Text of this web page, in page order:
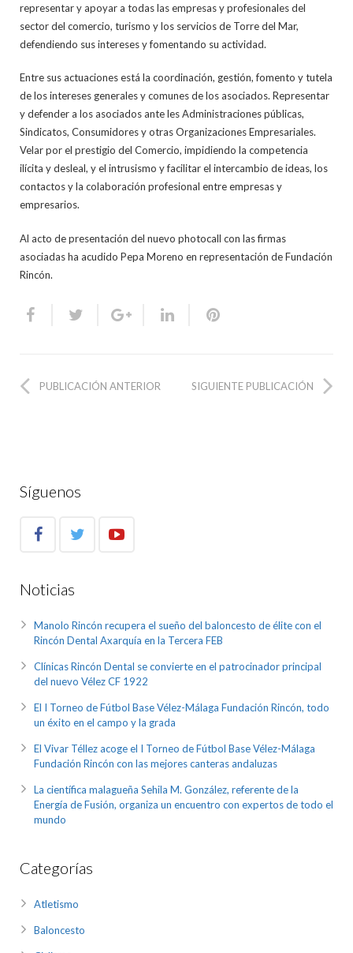
representar y apoyar a todas las empresas y profesionales del
sector del comercio, turismo y los servicios de Torre del Mar,
defendiendo sus intereses y fomentando su actividad.
Entre sus actuaciones está la coordinación, gestión, fomento y tutela
de los intereses generales y comunes de los asociados. Representar
y defender a los asociados ante les Administraciones públicas,
Sindicatos, Consumidores y otras Organizaciones Empresariales.
Velar por el prestigio del Comercio, impidiendo la competencia
ilícita y desleal, y el intrusismo y facilitar el intercambio de ideas, los
contactos y la colaboración profesional entre empresas y
empresarios.
Al acto de presentación del nuevo photocall con las firmas
asociadas ha acudido Pepa Moreno en representación de Fundación
Rincón.
PUBLICACIÓN ANTERIOR SIGUIENTE PUBLICACIÓN
Síguenos
Noticias
Manolo Rincón recupera el sueño del baloncesto de élite con el
Rincón Dental Axarquía en la Tercera FEB
Clínicas Rincón Dental se convierte en el patrocinador principal
del nuevo Vélez CF 1922
El I Torneo de Fútbol Base Vélez-Málaga Fundación Rincón, todo
un éxito en el campo y la grada
El Vivar Téllez acoge el I Torneo de Fútbol Base Vélez-Málaga
Fundación Rincón con las mejores canteras andaluzas
La científica malagueña Sehila M. González, referente de la
Energía de Fusión, organiza un encuentro con expertos de todo el
mundo
Categorías
Atletismo
Baloncesto